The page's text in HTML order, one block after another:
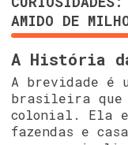
AMIDO DE
A História
A brevidade é
brasileira que
colonial. Ela
fazendas e